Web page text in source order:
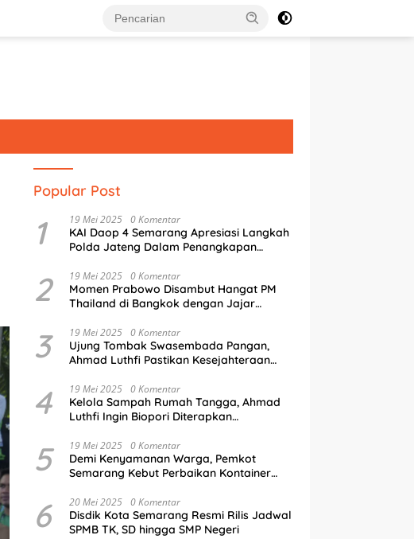
Popular Post
1 19 Mei 2025 0 Komentar
KAI Daop 4 Semarang Apresiasi Langkah
Polda Jateng Dalam Penangkapan
Perusahaan
2 19 Mei 2025 0 Komentar
Momen Prabowo Disambut Hangat PM
Thailand di Bangkok dengan Jajar
3 19 Mei 2025 0 Komentar
Ujung Tombak Swasembada Pangan,
Ahmad Luthfi Pastikan Kesejahteraan
4 19 Mei 2025 0 Komentar
Kelola Sampah Rumah Tangga, Ahmad
Luthfi Ingin Biopori Diterapkan
5 19 Mei 2025 0 Komentar
Demi Kenyamanan Warga, Pemkot
Semarang Kebut Perbaikan Kontainer
6 20 Mei 2025 0 Komentar
Disdik Kota Semarang Resmi Rilis Jadwal
SPMB TK, SD hingga SMP Negeri